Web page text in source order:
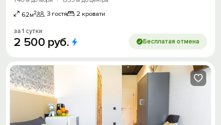
62м2 3 гостя 2 кровати
за 1 сутки
2 500 руб. Бесплатая отмена